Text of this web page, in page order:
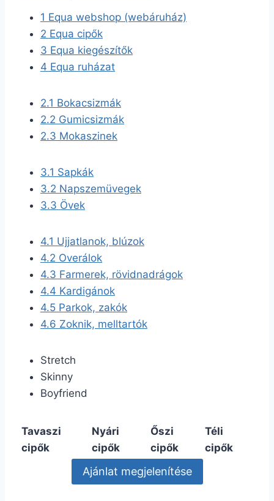
1 Equa webshop (webáruház)
2 Equa cipők
3 Equa kiegészítők
4 Equa ruházat
2.1 Bokacsizmák
2.2 Gumicsizmák
2.3 Mokaszinek
3.1 Sapkák
3.2 Napszemüvegek
3.3 Övek
4.1 Ujjatlanok, blúzok
4.2 Overálok
4.3 Farmerek, rövidnadrágok
4.4 Kardigánok
4.5 Parkok, zakók
4.6 Zoknik, melltartók
Stretch
Skinny
Boyfriend
Tavaszi
cipők
Nyári
cipők
Őszi
cipők
Téli
cipők